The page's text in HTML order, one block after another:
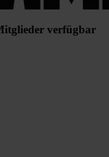
verfügbar